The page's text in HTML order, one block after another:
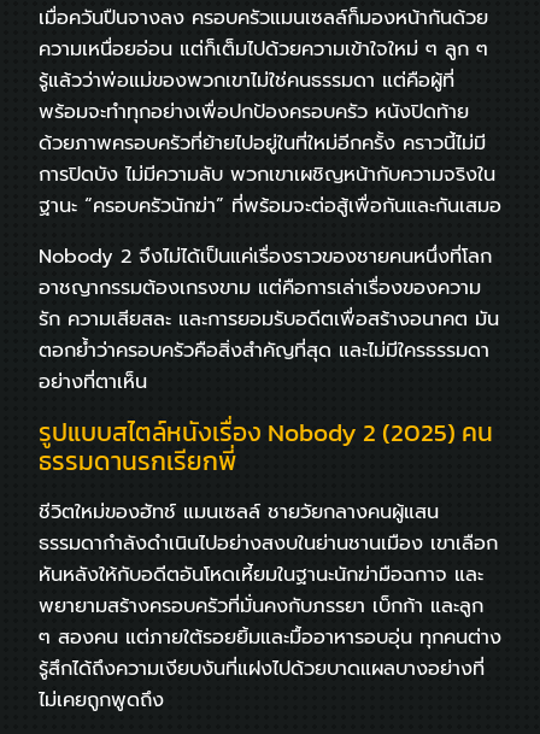
เมื่อควันปืนจางลง ครอบครัวแมนเซลล์ก็มองหน้ากันด้วย
ความเหนื่อยอ่อน แต่ก็เต็มไปด้วยความเข้าใจใหม่ ๆ ลูก ๆ
รู้แล้วว่าพ่อแม่ของพวกเขาไม่ใช่คนธรรมดา แต่คือผู้ที่
พร้อมจะทำทุกอย่างเพื่อปกป้องครอบครัว หนังปิดท้าย
ด้วยภาพครอบครัวที่ย้ายไปอยู่ในที่ใหม่อีกครั้ง คราวนี้ไม่มี
การปิดบัง ไม่มีความลับ พวกเขาเผชิญหน้ากับความจริงใน
ฐานะ “ครอบครัวนักฆ่า” ที่พร้อมจะต่อสู้เพื่อกันและกันเสมอ
Nobody 2 จึงไม่ได้เป็นแค่เรื่องราวของชายคนหนึ่งที่โลก
อาชญากรรมต้องเกรงขาม แต่คือการเล่าเรื่องของความ
รัก ความเสียสละ และการยอมรับอดีตเพื่อสร้างอนาคต มัน
ตอกย้ำว่าครอบครัวคือสิ่งสำคัญที่สุด และไม่มีใครธรรมดา
อย่างที่ตาเห็น
รูปแบบสไตล์หนังเรื่อง Nobody 2 (2025) คน
ธรรมดานรกเรียกพี่
ชีวิตใหม่ของฮัทช์ แมนเซลล์ ชายวัยกลางคนผู้แสน
ธรรมดากำลังดำเนินไปอย่างสงบในย่านชานเมือง เขาเลือก
หันหลังให้กับอดีตอันโหดเหี้ยมในฐานะนักฆ่ามือฉกาจ และ
พยายามสร้างครอบครัวที่มั่นคงกับภรรยา เบ็กก้า และลูก
ๆ สองคน แต่ภายใต้รอยยิ้มและมื้ออาหารอบอุ่น ทุกคนต่าง
รู้สึกได้ถึงความเงียบงันที่แฝงไปด้วยบาดแผลบางอย่างที่
ไม่เคยถูกพูดถึง